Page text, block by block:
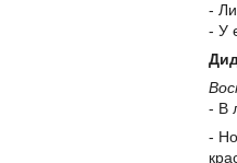
-
- У
- В
-